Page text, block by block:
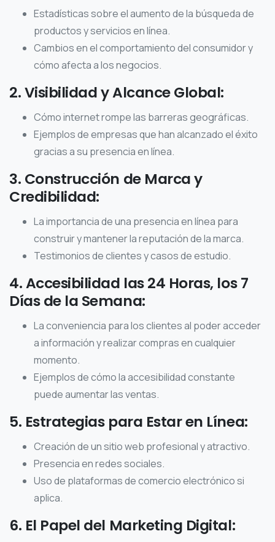
Estadísticas sobre el aumento de la búsqueda de
productos y servicios en línea.
Cambios en el comportamiento del consumidor y
cómo afecta a los negocios.
2. Visibilidad y Alcance Global:
Cómo internet rompe las barreras geográficas.
Ejemplos de empresas que han alcanzado el éxito
gracias a su presencia en línea.
3. Construcción de Marca y
Credibilidad:
La importancia de una presencia en línea para
construir y mantener la reputación de la marca.
Testimonios de clientes y casos de estudio.
4. Accesibilidad las 24 Horas, los 7
Días de la Semana:
La conveniencia para los clientes al poder acceder
a información y realizar compras en cualquier
momento.
Ejemplos de cómo la accesibilidad constante
puede aumentar las ventas.
5. Estrategias para Estar en Línea:
Creación de un sitio web profesional y atractivo.
Presencia en redes sociales.
Uso de plataformas de comercio electrónico si
aplica.
6. El Papel del Marketing Digital: